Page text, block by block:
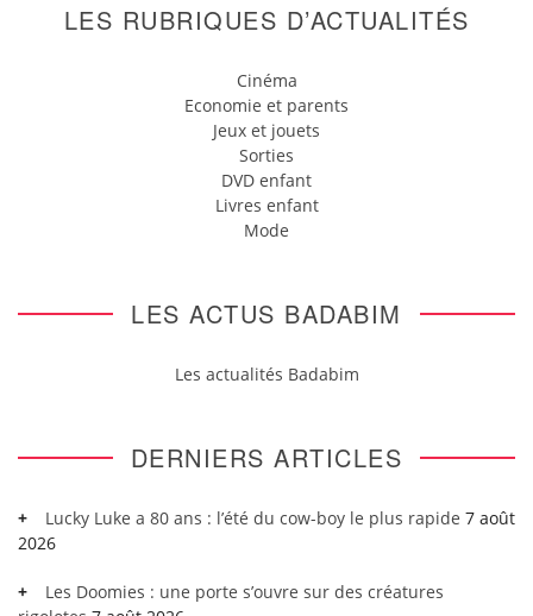
LES RUBRIQUES D’ACTUALITÉS
Cinéma
Economie et parents
Jeux et jouets
Sorties
DVD enfant
Livres enfant
Mode
LES ACTUS BADABIM
Les actualités Badabim
DERNIERS ARTICLES
Lucky Luke a 80 ans : l’été du cow-boy le plus rapide 7 août
2026
Les Doomies : une porte s’ouvre sur des créatures